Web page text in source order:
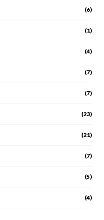
(6)
(1)
(4)
(7)
(7)
(23)
(21)
(7)
(5)
(4)